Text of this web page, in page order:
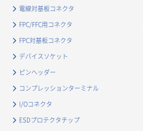
電線対基板コネクタ
FPC/FFC用コネクタ
FPC対基板コネクタ
デバイスソケット
ピンヘッダー
コンプレッションターミナル
I/Oコネクタ
ESDプロテクタチップ